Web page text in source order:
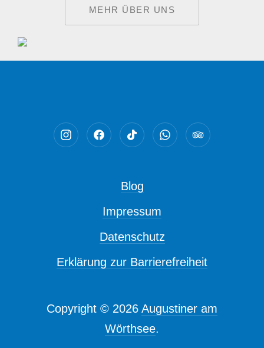
MEHR ÜBER UNS
Neues Fenster
Neues Fenster
Neues Fenster
Neues Fenster
Neues
Blog
Impressum
Datenschutz
Erklärung zur Barrierefreiheit
Copyright © 2026 Augustiner am
Wörthsee.